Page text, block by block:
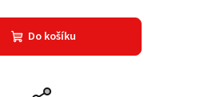
Do košíku